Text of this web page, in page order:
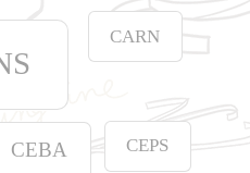
CARN
CEBA CEPS